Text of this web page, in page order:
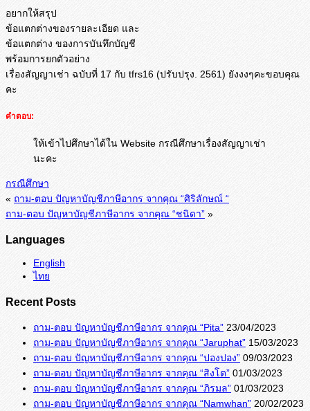
อยากให้สรุป
ข้อแตกต่างของรายละเอียด และ
ข้อแตกต่าง ของการบันทึกบัญชี
พร้อมการยกตัวอย่าง
เรื่องสัญญาเช่า ฉบับที่ 17 กับ tfrs16 (ปรับปรุง. 2561) ยังงงๆคะขอบคุณ
คะ
คำตอบ:
ให้เข้าไปศึกษาได้ใน Website กรณีศึกษาเรื่องสัญญาเช่า
นะคะ
กรณีศึกษา
« ถาม-ตอบ ปัญหาบัญชีภาษีอากร จากคุณ “ศิริลักษณ์ “
ถาม-ตอบ ปัญหาบัญชีภาษีอากร จากคุณ “ชนิดา” »
Languages
English
ไทย
Recent Posts
ถาม-ตอบ ปัญหาบัญชีภาษีอากร จากคุณ “Pita” 23/04/2023
ถาม-ตอบ ปัญหาบัญชีภาษีอากร จากคุณ “Jaruphat” 15/03/2023
ถาม-ตอบ ปัญหาบัญชีภาษีอากร จากคุณ “ปองปอง” 09/03/2023
ถาม-ตอบ ปัญหาบัญชีภาษีอากร จากคุณ “สิงโต” 01/03/2023
ถาม-ตอบ ปัญหาบัญชีภาษีอากร จากคุณ “ภิรมล” 01/03/2023
ถาม-ตอบ ปัญหาบัญชีภาษีอากร จากคุณ “Namwhan” 20/02/2023